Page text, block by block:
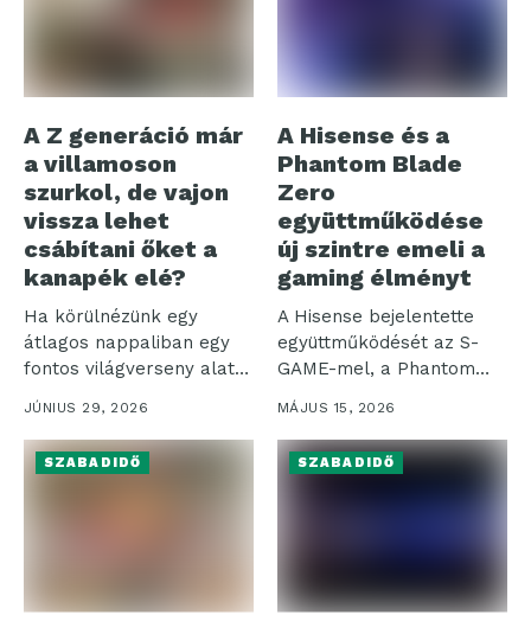
A Z generáció már
a villamoson
szurkol, de vajon
vissza lehet
csábítani őket a
kanapék elé?
Ha körülnézünk egy
átlagos nappaliban egy
fontos világverseny alatt,
a kép egyszerre...
JÚNIUS 29, 2026
A Hisense és a
Phantom Blade
Zero
együttműködése
új szintre emeli a
gaming élményt
A Hisense bejelentette
együttműködését az S-
GAME-mel, a Phantom
Blade Zero fejlesztőjével,
amelynek...
MÁJUS 15, 2026
SZABADIDŐ SZABADIDŐ